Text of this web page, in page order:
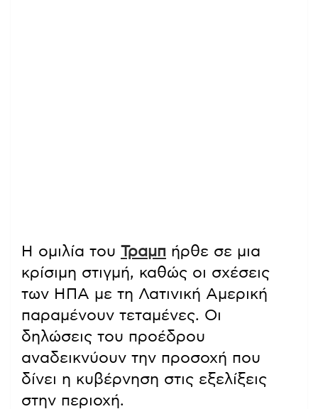
Η ομιλία του Τραμπ ήρθε σε μια
κρίσιμη στιγμή, καθώς οι σχέσεις
των ΗΠΑ με τη Λατινική Αμερική
παραμένουν τεταμένες. Οι
δηλώσεις του προέδρου
αναδεικνύουν την προσοχή που
δίνει η κυβέρνηση στις εξελίξεις
στην περιοχή.